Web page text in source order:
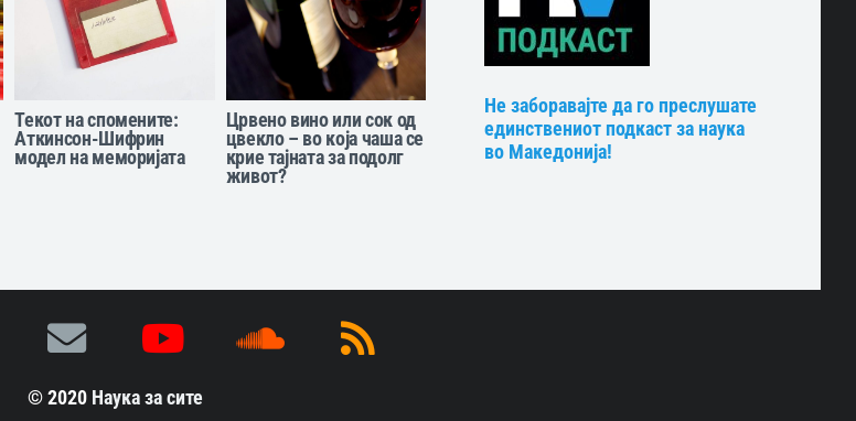
Текот на спомените:
Аткинсон-Шифрин
модел на меморијата
Црвено вино или сок од
цвекло – во која чаша се
крие тајната за подолг
живот?
Не заборавајте да го преслушате
единствениот подкаст за наука
во Македонија!
© 2020 Наука за сите